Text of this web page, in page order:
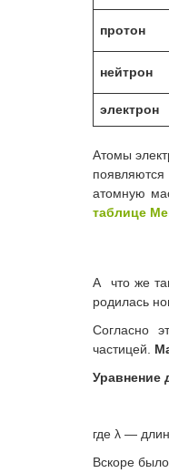
протон
нейтрон
электрон
Атомы
атомную
таблице
А что же
родилась
Согласно
частицей.
Уравнение
где λ —
Вскоре